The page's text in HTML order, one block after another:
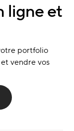
ligne et
portfolio
vendre vos